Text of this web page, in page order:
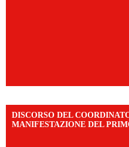
DISCORSO DEL
MANIFESTAZIONE DEL